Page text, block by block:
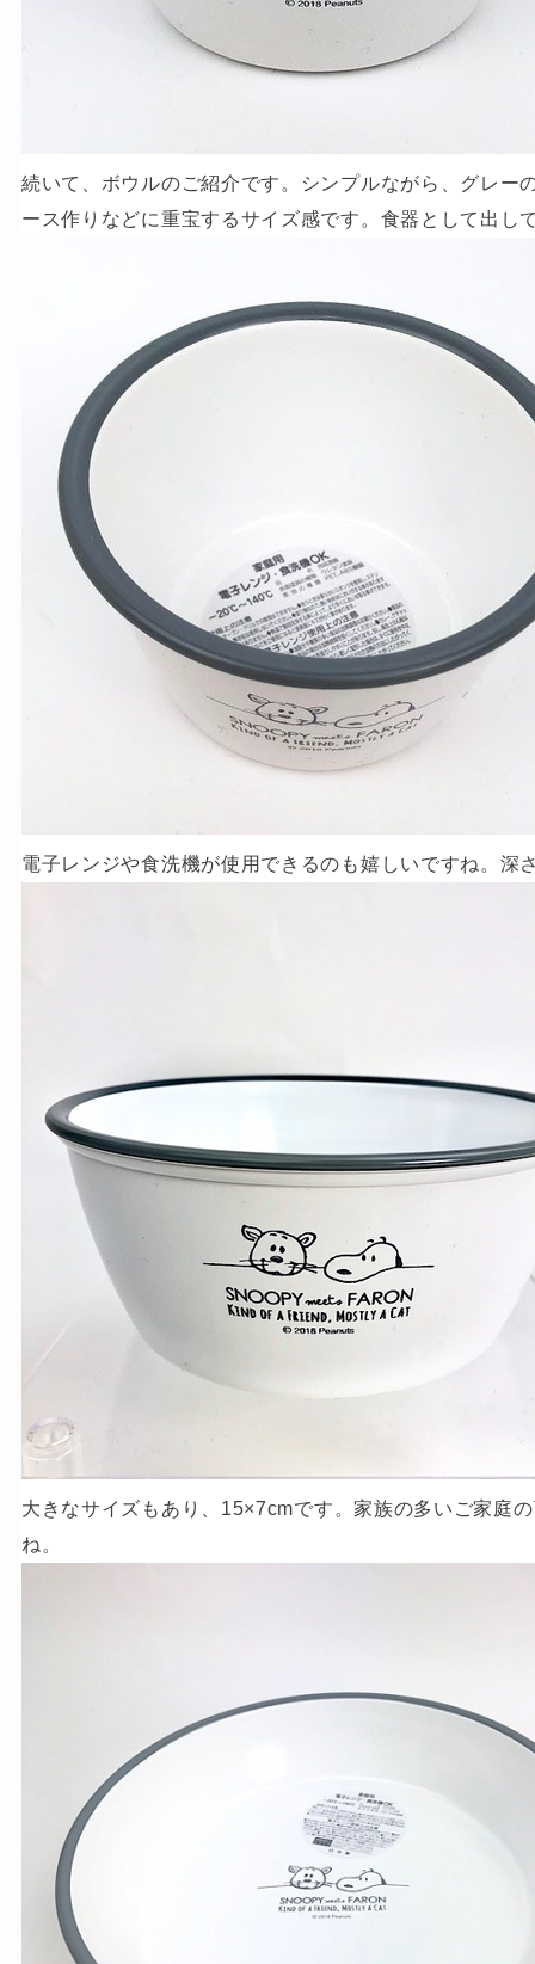
続いて、ボウルのご紹介です。シンプルながら、グレー
ース作りなどに重宝するサイズ感です。食器として出し
電子レンジや食洗機が使用できるのも嬉しいですね。深
大きなサイズもあり、15×7cmです。家族の多いご家庭
ね。